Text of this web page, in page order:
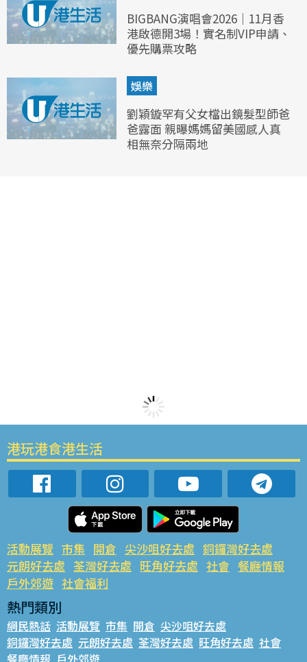
BIGBANG演唱會2026｜11月香
港啟德開3場！實名制VIP申請、
優先購票攻略
娛樂
劉穎鏇罕有父女檔出鏡髮型師爸
爸露面 親曝媽媽留美國感人真
相無奈分隔兩地
港玩港食港生活
活動展覽 市集 開倉 尖沙咀好去處 銅鑼灣好去處
元朗好去處 荃灣好去處 旺角好去處 社會 餐廳情報
戶外郊遊 社會福利
熱門類別
網民熱話 活動展覽 市集 開倉 尖沙咀好去處
銅鑼灣好去處 元朗好去處 荃灣好去處 旺角好去處 社會